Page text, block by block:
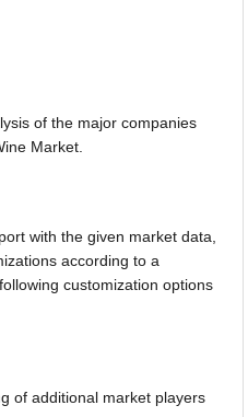
of the major companies
Market.
with the given market data,
according to a
customization options
of additional market players